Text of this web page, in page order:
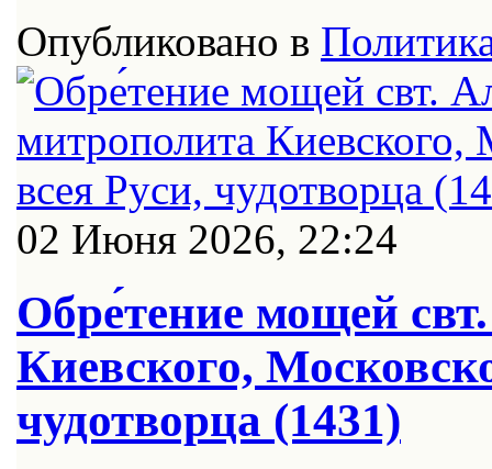
Опубликовано в
02 Июня 2026, 22:24
Обре́тение мощей
Киевского,
чудотворца (1431)